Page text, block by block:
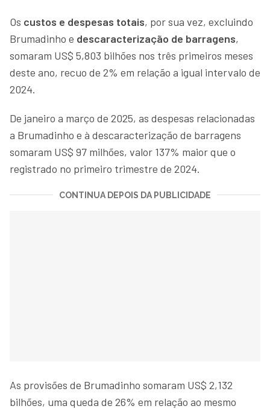
Os custos e despesas totais, por sua vez, excluindo
Brumadinho e descaracterização de barragens,
somaram US$ 5,803 bilhões nos três primeiros meses
deste ano, recuo de 2% em relação a igual intervalo de
2024.
De janeiro a março de 2025, as despesas relacionadas
a Brumadinho e à descaracterização de barragens
somaram US$ 97 milhões, valor 137% maior que o
registrado no primeiro trimestre de 2024.
CONTINUA DEPOIS DA PUBLICIDADE
As provisões de Brumadinho somaram US$ 2,132
bilhões, uma queda de 26% em relação ao mesmo